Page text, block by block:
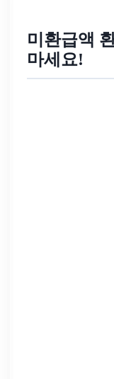
미환급액
마세요!